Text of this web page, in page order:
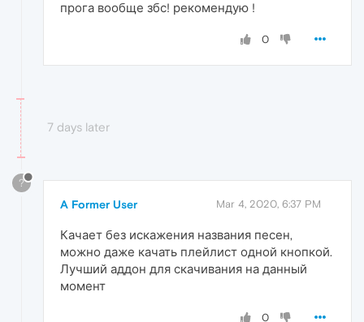
прога вообще збс! рекомендую !
0
7 days later
?
A Former User Mar 4, 2020, 6:37 PM
Качает без искажения названия песен,
можно даже качать плейлист одной кнопкой.
Лучший аддон для скачивания на данный
момент
0